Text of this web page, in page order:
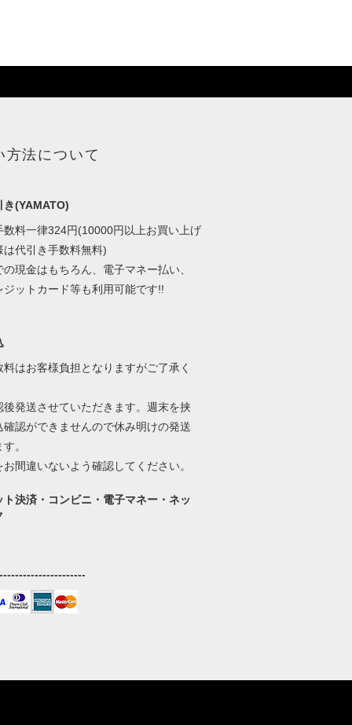
方法について
き(YAMATO)
数料一律324円(10000円以上お買い上げ
は代引き手数料無料)
の現金はもちろん、電子マネー払い、
ジットカード等も利用可能です!!
料はお客様負担となりますがご了承く
後発送させていただきます。週末を挟
確認ができませんので休み明けの発送
。
お間違いないよう確認してください。
ト決済・コンビニ・電子マネー・ネッ